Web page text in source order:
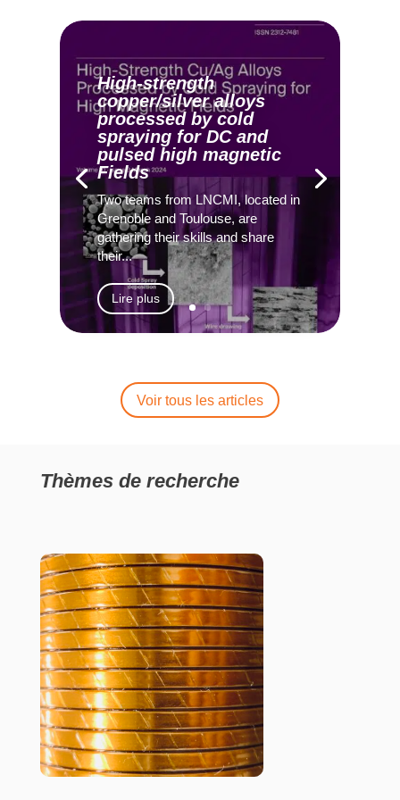
High-strength
copper/silver alloys
processed by cold
spraying for DC and
pulsed high magnetic
Fields
Two teams from LNCMI, located in
Grenoble and Toulouse, are
gathering their skills and share
their...
Lire plus
Voir tous les articles
Thèmes de recherche